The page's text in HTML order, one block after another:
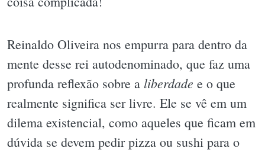
Reinaldo Oliveira nos empurra para dentro da
mente desse rei autodenominado, que faz uma
profunda reflexão sobre a liberdade e o que
realmente significa ser livre. Ele se vê em um
dilema existencial, como aqueles que ficam em
dúvida se devem pedir pizza ou sushi para o